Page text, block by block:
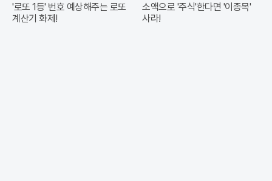
'로또 1등' 번호 예상해주는 로또
계산기 화제!
소액으로 '주식'한다면 '이종목'
사라!